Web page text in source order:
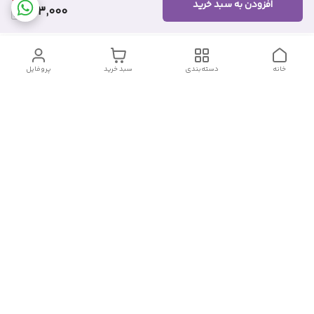
253,000 افزودن به سبد خرید
پروفایل سبد خرید دسته‌بندی خانه